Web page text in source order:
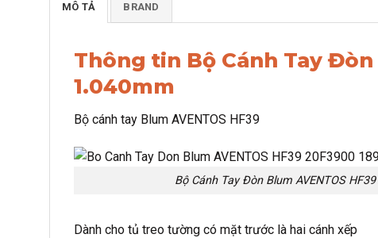
MÔ TẢ BRAND
Thông tin Bộ Cánh Tay Đòn
1.040mm
Bộ cánh tay Blum AVENTOS HF39
Bộ Cánh Tay Đòn Blum AVENTOS
Dành cho tủ treo tường có mặt trước là hai cánh xếp